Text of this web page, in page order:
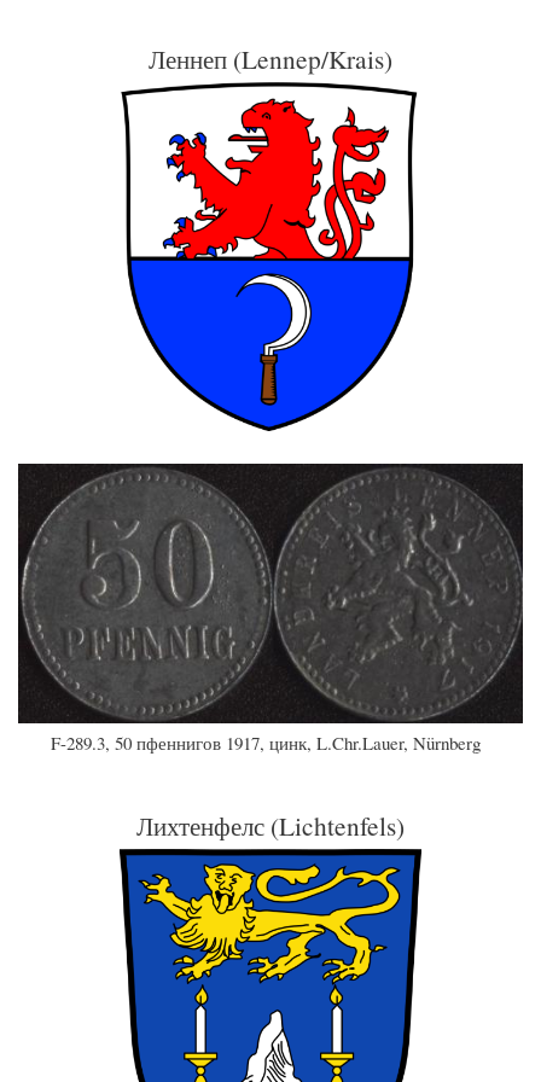
Леннеп (Lennep/Krais)
F-289.3, 50 пфеннигов 1917, цинк, L.Chr.Lauer, Nürnberg
Лихтенфелс (Lichtenfels)